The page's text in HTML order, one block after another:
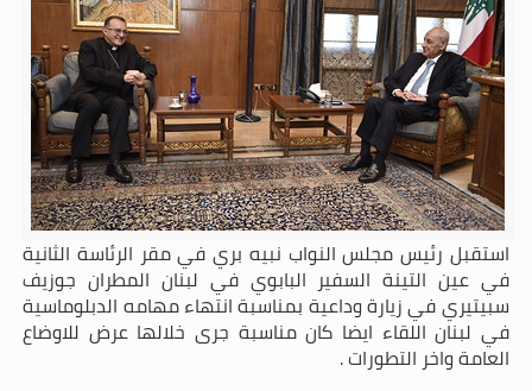
استقبل رئيس مجلس النواب نبيه بري في مقر الرئاسة الثانية
في عين التينة السفير البابوي في لبنان المطران جوزيف
سبيتيري في زيارة وداعية بمناسبة انتهاء مهامه الدبلوماسية
في لبنان اللقاء ايضا كان مناسبة جرى خلالها عرض للاوضاع
العامة واخر التطورات .